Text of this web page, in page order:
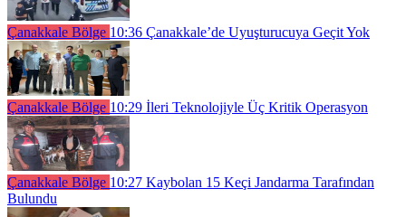
Çanakkale Bölge 10:36 Çanakkale’de Uyuşturucuya Geçit Yok
Çanakkale Bölge 10:29 İleri Teknolojiyle Üç Kritik Operasyon
Çanakkale Bölge 10:27 Kaybolan 15 Keçi Jandarma Tarafından
Bulundu